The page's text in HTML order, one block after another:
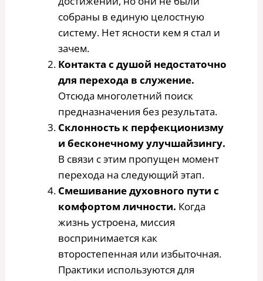
собраны в единую целостную
систему. Нет ясности кем я стал и
зачем.
Контакта с душой недостаточно
для перехода в служение.
Отсюда многолетний поиск
предназначения без результата.
Склонность к перфекционизму
и бесконечному улучшайзингу.
В связи с этим пропущен момент
перехода на следующий этап.
Смешивание духовного пути с
комфортом личности. Когда
жизнь устроена, миссия
воспринимается как
второстепенная или избыточная.
Практики используются для